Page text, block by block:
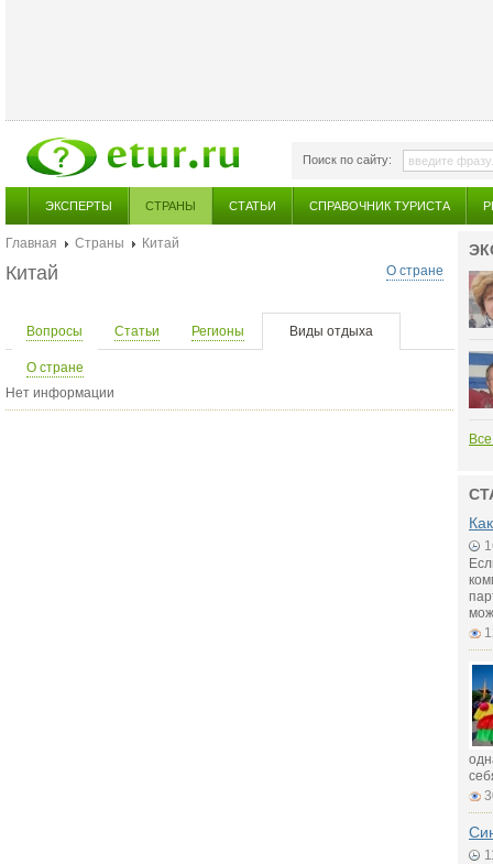
Поиск по сайту:
ЭКСПЕРТЫ СТРАНЫ СТАТЬИ СПРАВОЧНИК ТУРИСТА
Главная Страны
Китай
О стране
Китай
Вопросы Статьи Регионы Виды отдыха
О стране
Нет информации